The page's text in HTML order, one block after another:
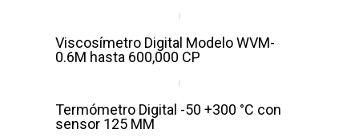
Viscosímetro Digital Modelo WVM-
0.6M hasta 600,000 CP
Termómetro Digital -50 +300 °C con
sensor 125 MM